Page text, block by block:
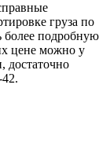
груза по
более подробную
цене можно у
достаточно